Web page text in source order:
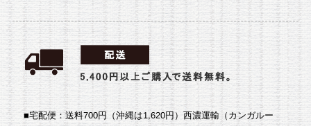
■宅配便：送料700円（沖縄は1,620円）西濃運輸（カンガルー